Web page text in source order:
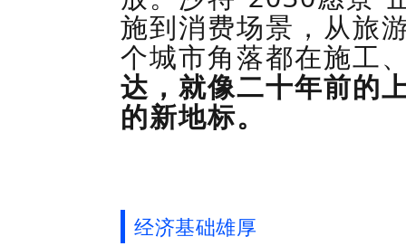
施到消费场景，从旅
个城市角落都在施工
达，就像二十年前的
的新地标。
经济基础雄厚